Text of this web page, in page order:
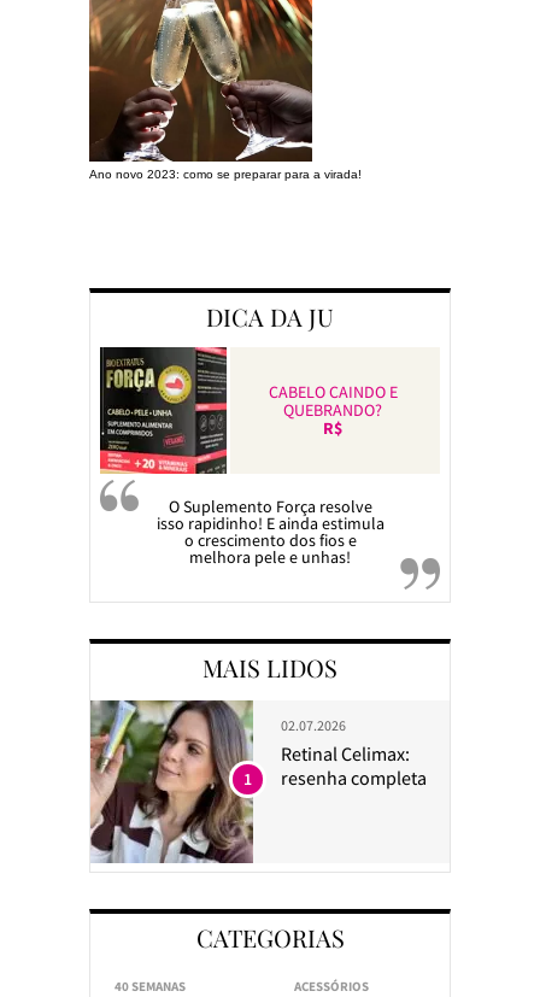
Ano novo 2023: como se preparar para a virada!
DICA DA JU
CABELO CAINDO E
QUEBRANDO?
R$
O Suplemento Força resolve
isso rapidinho! E ainda estimula
o crescimento dos fios e
melhora pele e unhas!
MAIS LIDOS
02.07.2026
Retinal Celimax:
resenha completa
1
CATEGORIAS
40 SEMANAS
ACESSÓRIOS